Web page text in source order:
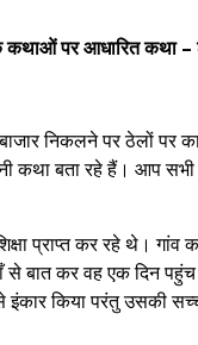
कथाओं पर आधारित कथा –
निकलने पर ठेलों पर
कथा बता रहे हैं। आप
प्राप्त कर रहे थे।
बात कर वह एक दिन
किया परंतु उसकी